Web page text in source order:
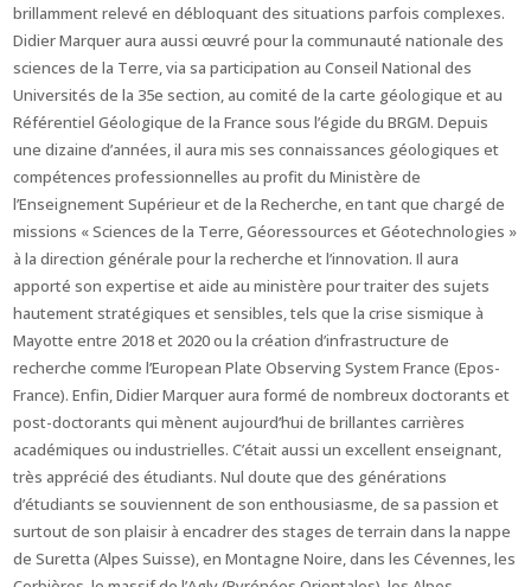
brillamment relevé en débloquant des situations parfois complexes.
Didier Marquer aura aussi œuvré pour la communauté nationale des
sciences de la Terre, via sa participation au Conseil National des
Universités de la 35e section, au comité de la carte géologique et au
Référentiel Géologique de la France sous l’égide du BRGM. Depuis
une dizaine d’années, il aura mis ses connaissances géologiques et
compétences professionnelles au profit du Ministère de
l’Enseignement Supérieur et de la Recherche, en tant que chargé de
missions « Sciences de la Terre, Géoressources et Géotechnologies »
à la direction générale pour la recherche et l’innovation. Il aura
apporté son expertise et aide au ministère pour traiter des sujets
hautement stratégiques et sensibles, tels que la crise sismique à
Mayotte entre 2018 et 2020 ou la création d’infrastructure de
recherche comme l’European Plate Observing System France (Epos-
France). Enfin, Didier Marquer aura formé de nombreux doctorants et
post-doctorants qui mènent aujourd’hui de brillantes carrières
académiques ou industrielles. C’était aussi un excellent enseignant,
très apprécié des étudiants. Nul doute que des générations
d’étudiants se souviennent de son enthousiasme, de sa passion et
surtout de son plaisir à encadrer des stages de terrain dans la nappe
de Suretta (Alpes Suisse), en Montagne Noire, dans les Cévennes, les